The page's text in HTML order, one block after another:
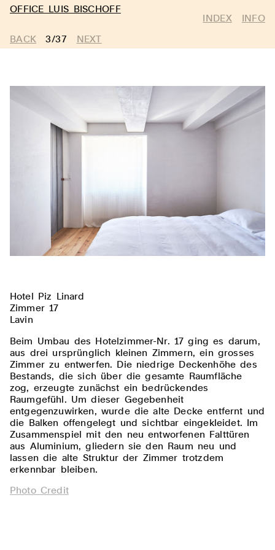
OFFICE LUIS BISCHOFF
INDEX
INFO
BACK 3/37 NEXT
Hotel Piz Linard
Zimmer 17
Lavin
Beim Umbau des Hotelzimmer-Nr. 17 ging es darum,
aus drei ursprünglich kleinen Zimmern, ein grosses
Zimmer zu entwerfen. Die niedrige Deckenhöhe des
Bestands, die sich über die gesamte Raumfläche
zog, erzeugte zunächst ein bedrückendes
Raumgefühl. Um dieser Gegebenheit
entgegenzuwirken, wurde die alte Decke entfernt und
die Balken offengelegt und sichtbar eingekleidet. Im
Zusammenspiel mit den neu entworfenen Falttüren
aus Aluminium, gliedern sie den Raum neu und
lassen die alte Struktur der Zimmer trotzdem
erkennbar bleiben.
Photo Credit